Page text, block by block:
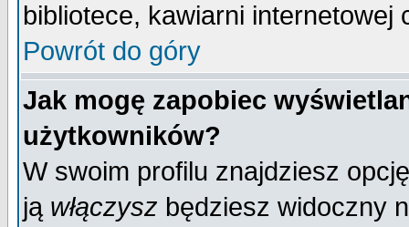
bibliotece, kawiarni internetowej
Powrót do góry
Jak mogę zapobiec
użytkowników?
W swoim profilu znajdziesz
ją włączysz będziesz widoczny